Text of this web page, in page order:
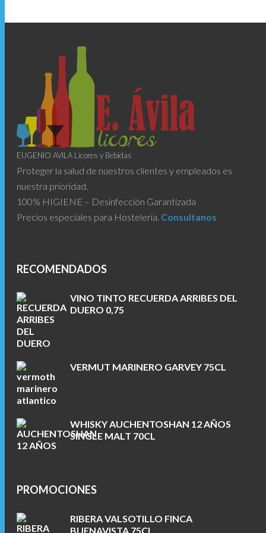
EUGENIO AVILA Licores y Bebidas
Proteger la salud de nuestros clientes y empleados es
nuestra prioridad.
100% HIGIENE – Desinfección Garantizada
Precios especiales para Hosteleria. Consultanos
RECOMENDADOS
VINO TINTO RECUERDA ARRIBES DEL
DUERO 0,75
VERMUT MARINERO GARVEY 75CL
WHISKY AUCHENTOSHAN 12 AÑOS
SINGLE MALT 70CL
PROMOCIONES
RIBERA VALSOTILLO FINCA
BUENAVISTA 75CL.